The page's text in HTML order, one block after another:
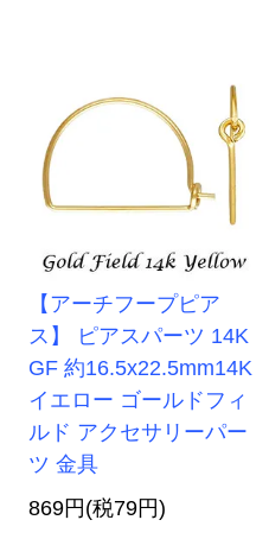
【アーチフープピア
ス】 ピアスパーツ 14K
GF 約16.5x22.5mm14K
イエロー ゴールドフィ
ルド アクセサリーパー
ツ 金具
869円(税79円)